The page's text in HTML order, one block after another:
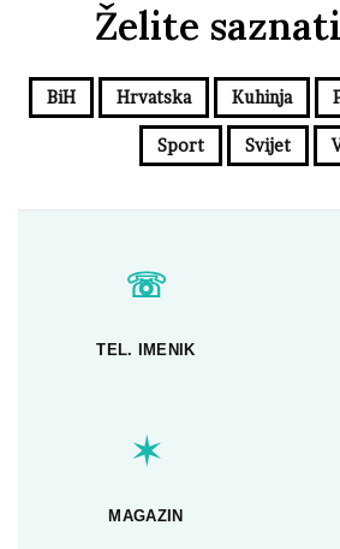
Želite
BiH Hrvatska Kuhinja
Sport Svijet
☏
TEL. IMENIK
✶
MAGAZIN